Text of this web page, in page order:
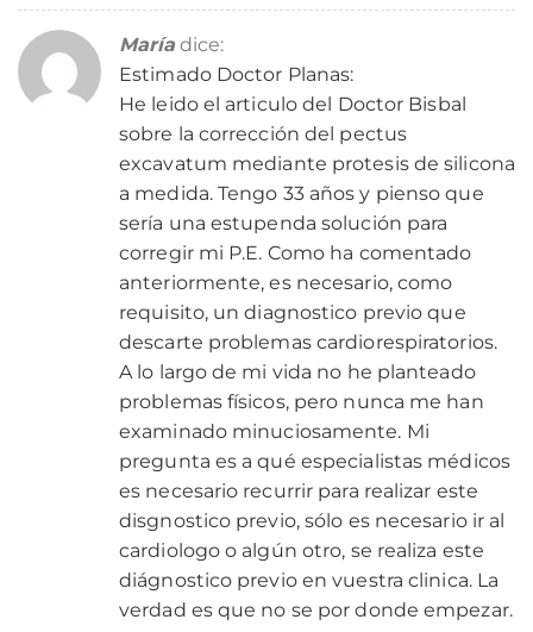
María dice:
Estimado Doctor Planas:
He leido el articulo del Doctor Bisbal
sobre la corrección del pectus
excavatum mediante protesis de silicona
a medida. Tengo 33 años y pienso que
sería una estupenda solución para
corregir mi P.E. Como ha comentado
anteriormente, es necesario, como
requisito, un diagnostico previo que
descarte problemas cardiorespiratorios.
A lo largo de mi vida no he planteado
problemas físicos, pero nunca me han
examinado minuciosamente. Mi
pregunta es a qué especialistas médicos
es necesario recurrir para realizar este
disgnostico previo, sólo es necesario ir al
cardiologo o algún otro, se realiza este
diágnostico previo en vuestra clinica. La
verdad es que no se por donde empezar.